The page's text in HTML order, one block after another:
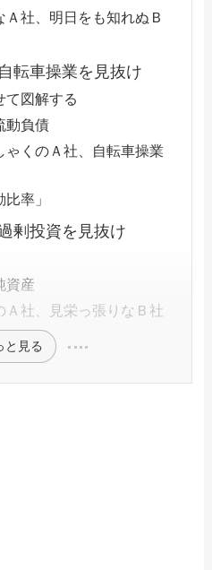
Ａ社、明日をも知れぬＢ
転車操業を見抜け
て図解する
動負債
ゃくのＡ社、自転車操業
率」
剰投資を見抜け
資産
Ａ社、見栄っ張りなＢ社
と見る